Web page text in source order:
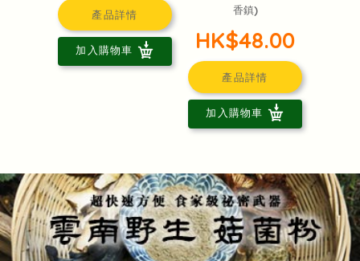
產品詳情
加入購物車
香鎮)
HK$48.00
產品詳情
加入購物車